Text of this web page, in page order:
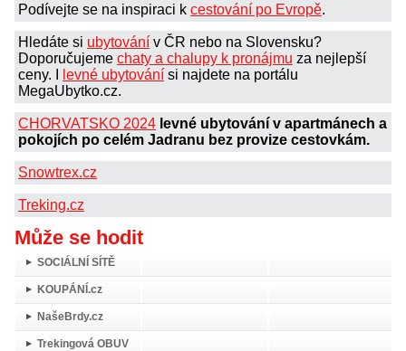
Podívejte se na inspiraci k cestování po Evropě.
Hledáte si ubytování v ČR nebo na Slovensku?
Doporučujeme chaty a chalupy k pronájmu za nejlepší
ceny. I
levné ubytování si najdete na portálu
MegaUbytko.cz.
CHORVATSKO 2024 levné ubytování v apartmánech a
pokojích po celém Jadranu bez provize cestovkám.
Snowtrex.cz
Treking.cz
Může se hodit
SOCIÁLNÍ SÍTĚ
KOUPÁNÍ.cz
NašeBrdy.cz
Trekingová OBUV